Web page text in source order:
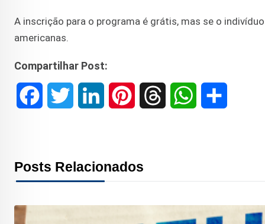
A inscrição para o programa é grátis, mas se o
americanas.
Compartilhar Post:
e t k t
Posts Relacionados